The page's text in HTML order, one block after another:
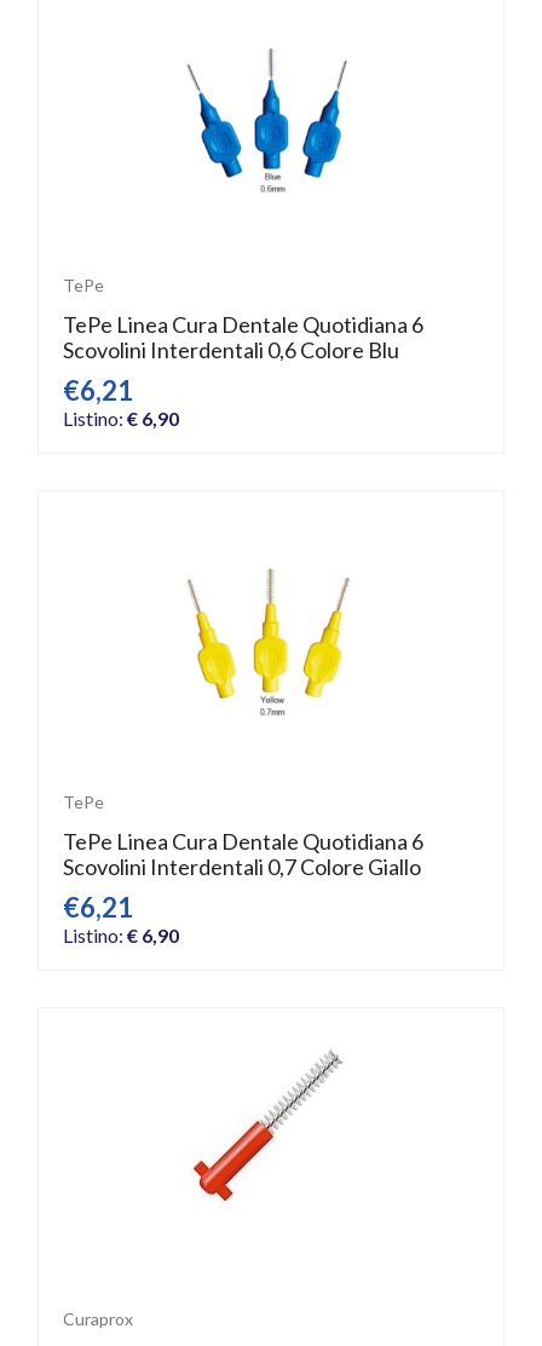
TePe
TePe Linea Cura Dentale Quotidiana 6
Scovolini Interdentali 0,6 Colore Blu
€6,21
Listino: € 6,90
TePe
TePe Linea Cura Dentale Quotidiana 6
Scovolini Interdentali 0,7 Colore Giallo
€6,21
Listino: € 6,90
Curaprox